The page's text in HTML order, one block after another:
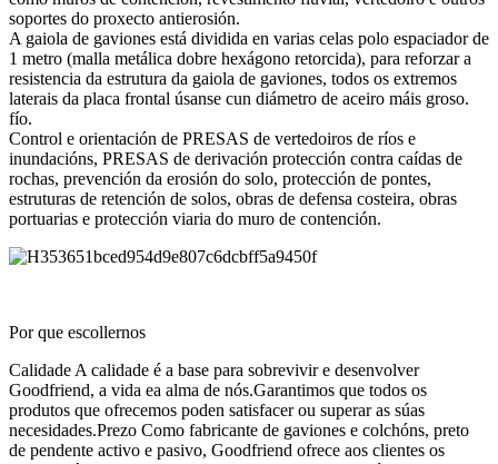
soportes do proxecto antierosión.
A gaiola de gaviones está dividida en varias celas polo espaciador de
1 metro (malla metálica dobre hexágono retorcida), para reforzar a
resistencia da estrutura da gaiola de gaviones, todos os extremos
laterais da placa frontal úsanse cun diámetro de aceiro máis groso.
fío.
Control e orientación de PRESAS de vertedoiros de ríos e
inundacións, PRESAS de derivación protección contra caídas de
rochas, prevención da erosión do solo, protección de pontes,
estruturas de retención de solos, obras de defensa costeira, obras
portuarias e protección viaria do muro de contención.
Por que escollernos
Calidade A calidade é a base para sobrevivir e desenvolver
Goodfriend, a vida ea alma de nós.Garantimos que todos os
produtos que ofrecemos poden satisfacer ou superar as súas
necesidades.Prezo Como fabricante de gaviones e colchóns, preto
de pendente activo e pasivo, Goodfriend ofrece aos clientes os